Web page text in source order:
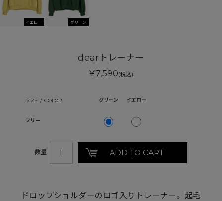
イエロー グリーン
dearトレーナー
¥7,590(税込)
フリー
グリーン イエロー
数量
ドロップショルダーのロゴ入りトレーナー。起毛